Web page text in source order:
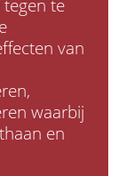
te
van
waarbij
en